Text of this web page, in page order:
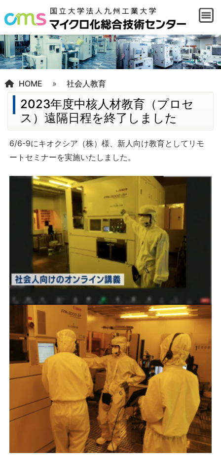
HOME » 社会人教育
2023年度中核人材教育（プロセ
ス）遠隔日程を終了しました
6/6-9にキオクシア（株）様、新人向け教育としてリモ
ートセミナーを実施いたしました。